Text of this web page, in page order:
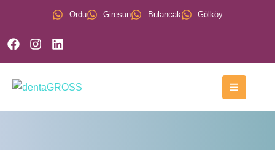
Ordu Giresun Bulancak Gölköy